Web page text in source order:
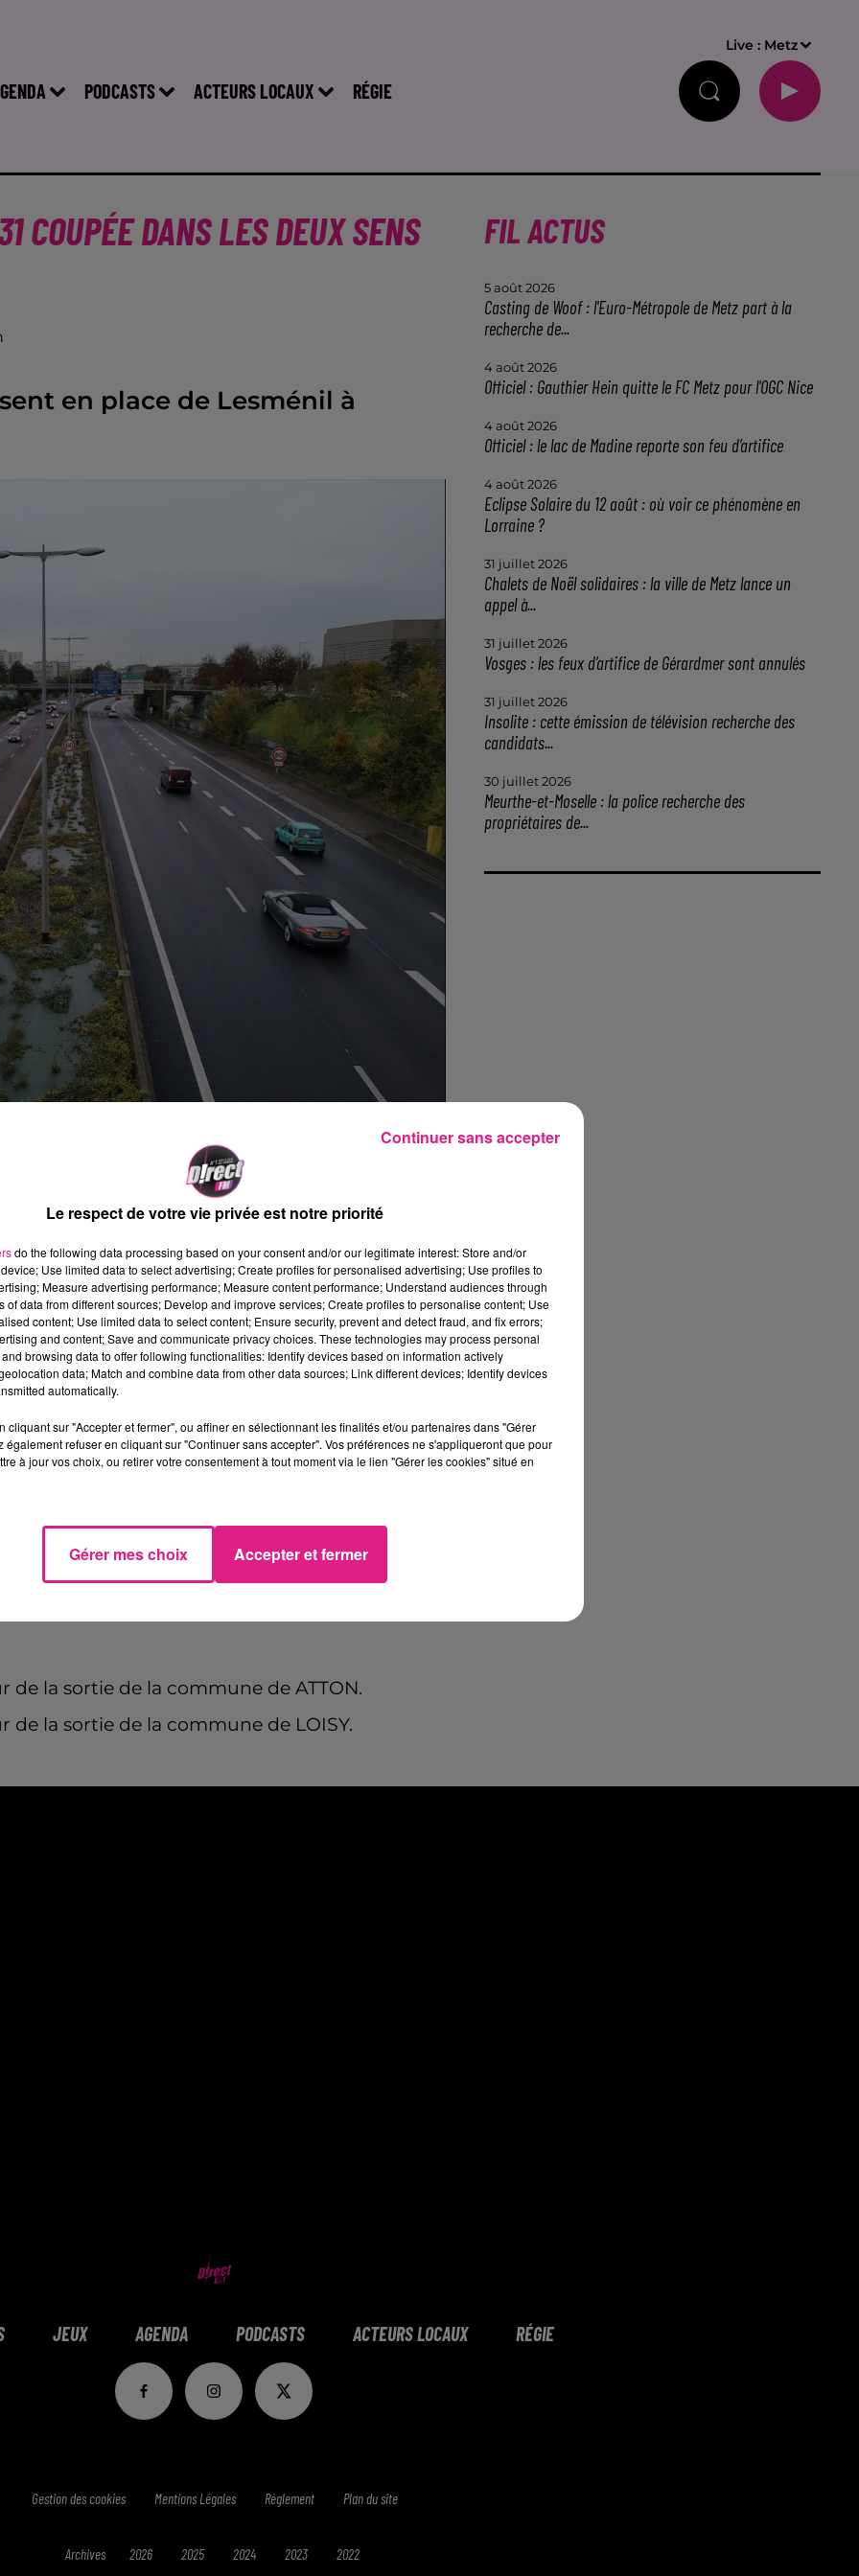
PODCASTS ACTEURS LOCAUX RÉGIE
Live : Metz
COUPÉE DANS LES DEUX SENS
en place de Lesménil à
l’
avec cette ultime chantier ce week-end.
nuit du 9 au 10 octobre permettant le retrait
reliant l’ancienne centrale situé sur les
bien connue des automobilistes passe au-
et mesure au total 2km.
dimanche 12/12 à 11h
de la sortie de la commune de
de la sortie de la commune deLESMENILS
de la sortie de la commune de ATTON.
de la sortie de la commune de LOISY.
FIL ACTUS
5 août 2026
Casting de Woof : l'Euro-Métropole de Metz part à la
recherche de...
4 août 2026
Officiel : Gauthier Hein quitte le FC Metz pour l'OGC Nice
4 août 2026
Officiel : le lac de Madine reporte son feu d’artifice
4 août 2026
Eclipse Solaire du 12 août : où voir ce phénomène en
Lorraine ?
31 juillet 2026
Chalets de Noël solidaires : la ville de Metz lance un
appel à...
31 juillet 2026
Vosges : les feux d’artifice de Gérardmer sont annulés
31 juillet 2026
Insolite : cette émission de télévision recherche des
candidats...
30 juillet 2026
Meurthe-et-Moselle : la police recherche des
propriétaires de...
JEUX AGENDA PODCASTS ACTEURS LOCAUX RÉGIE
Gestion des cookies Mentions Légales Réglement Plan du site
Archives 2026 2025 2024 2023 2022
Le respect de votre vie privée est notre priorité
do the following data processing based on your consent and/or our legitimate interest: Store and/or
Use limited data to select advertising; Create profiles for personalised advertising; Use profiles to
Measure advertising performance; Measure content performance; Understand audiences through
of data from different sources; Develop and improve services; Create profiles to personalise content; Use
content; Use limited data to select content; Ensure security, prevent and detect fraud, and fix errors;
and content; Save and communicate privacy choices. These technologies may process personal
browsing data to offer following functionalities: Identify devices based on information actively
data; Match and combine data from other data sources; Link different devices; Identify devices
automatically.
cliquant sur "Accepter et fermer", ou affiner en sélectionnant les finalités et/ou partenaires dans "Gérer
également refuser en cliquant sur "Continuer sans accepter". Vos préférences ne s'appliqueront que pour
à jour vos choix, ou retirer votre consentement à tout moment via le lien "Gérer les cookies" situé en
Gérer mes choix Accepter et fermer
Continuer sans accepter